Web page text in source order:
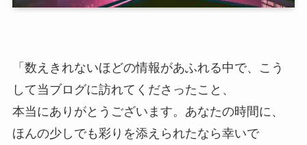
「数えきれないほどの情報があふれる中で、こう
して当ブログに訪れてくださったこと、
本当にありがとうございます。あなたの時間に、
ほんの少しでも彩りを添えられたなら幸いで